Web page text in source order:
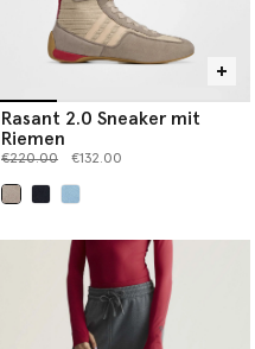
Rasant 2.0 Sneaker mit
Riemen
Preis reduziert von
€220.00bis€132.00